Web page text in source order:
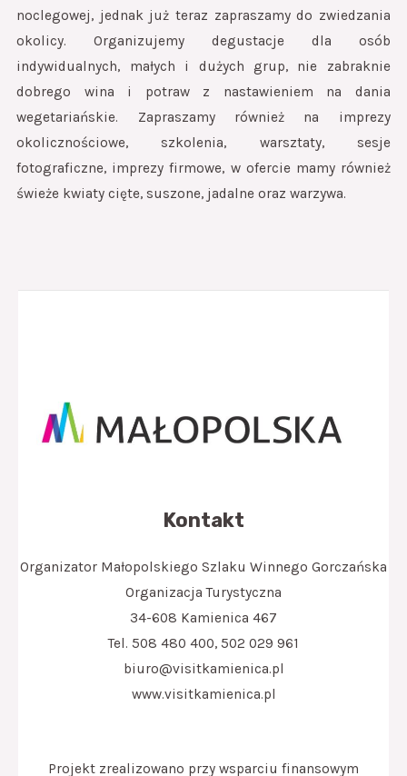
noclegowej, jednak już teraz zapraszamy do zwiedzania
okolicy. Organizujemy degustacje dla osób
indywidualnych, małych i dużych grup, nie zabraknie
dobrego wina i potraw z nastawieniem na dania
wegetariańskie. Zapraszamy również na imprezy
okolicznościowe, szkolenia, warsztaty, sesje
fotograficzne, imprezy firmowe, w ofercie mamy również
świeże kwiaty cięte, suszone, jadalne oraz warzywa.
Kontakt
Organizator Małopolskiego Szlaku Winnego Gorczańska
Organizacja Turystyczna
34-608 Kamienica 467
Tel. 508 480 400, 502 029 961
biuro@visitkamienica.pl
www.visitkamienica.pl
Projekt zrealizowano przy wsparciu finansowym